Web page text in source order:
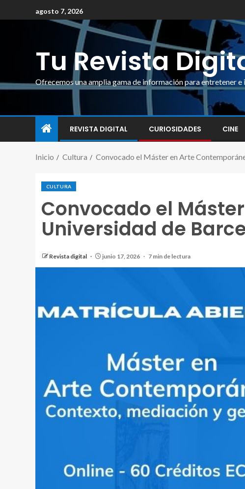
agosto 7, 2026
Tu Revista
Ofrecemos una amplia gama de información para entretener e
REVISTA DIGITAL CURIOSIDADES CINE
Inicio Cultura Convocado el Máster en Arte
CULTURA
Convocado el
Universidad de
Revista digital junio 17, 2026 7 min de lectura